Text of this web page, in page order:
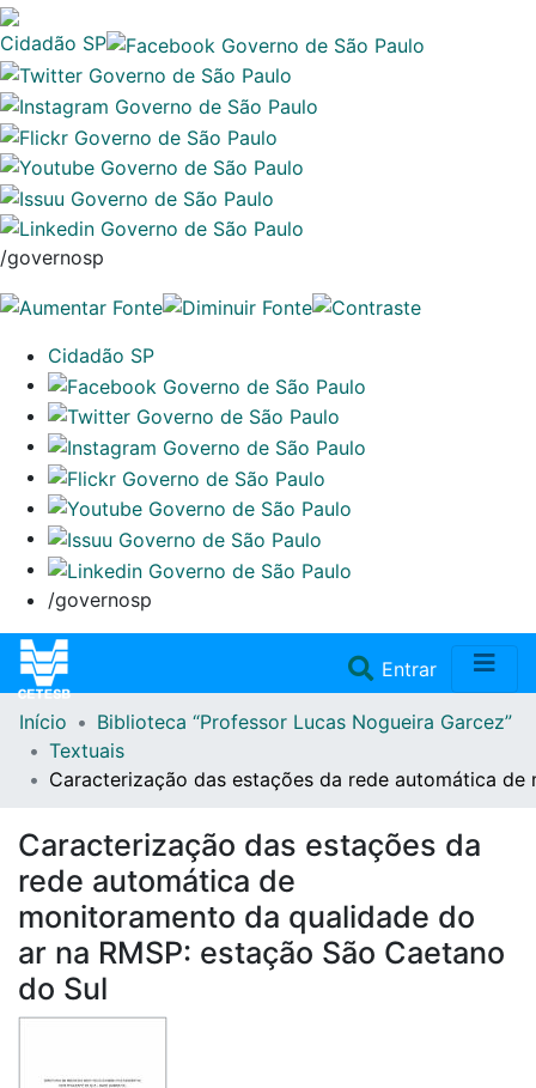
Cidadão SP
/governosp
Cidadão SP
/governosp
Entrar(current)
Home
Repositório
Doações/Aquisições
Fale Conosco
Início
Biblioteca “Professor Lucas Nogueira Garcez”
Textuais
Caracterização das estações da rede automática
Caracterização das estações da
rede automática de
monitoramento da qualidade do
ar na RMSP: estação São Caetano
do Sul